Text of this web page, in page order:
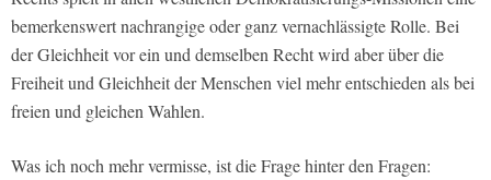
bemerkenswert nachrangige oder ganz vernachlässigte Rolle. Bei
der Gleichheit vor ein und demselben Recht wird aber über die
Freiheit und Gleichheit der Menschen viel mehr entschieden als bei
freien und gleichen Wahlen.
Was ich noch mehr vermisse, ist die Frage hinter den Fragen: